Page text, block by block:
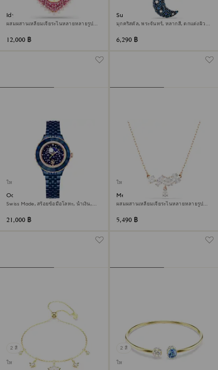
Idyllia จี้สร้อยคอ
ผสมผสานเหลี่ยมเจียระไนหลายหลายรูป
12,000 ฿
Sublima จี้สร้อยคอ
มุกคริสตัล, พระจันทร์, หลากสี, ตกแต่งผิว
6,290 ฿
ใหม่
Octea moon นาฬิกา
Swiss Made, สร้อยข้อมือโลหะ, น้ำเงิน,
21,000 ฿
ใหม่
Mesmera สร้อยคอ
ผสมผสานเหลี่ยมเจียระไนหลายหลายรูป
5,490 ฿
2 สี
ใหม่
2 สี
ใหม่